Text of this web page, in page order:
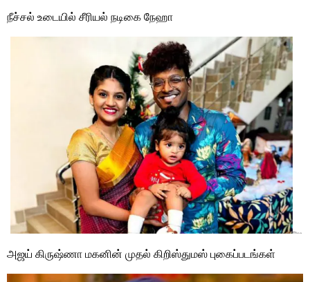
நீச்சல் உடையில் சீரியல் நடிகை நேஹா
அஜய் கிருஷ்ணா மகனின் முதல் கிறிஸ்துமஸ் புகைப்படங்கள்